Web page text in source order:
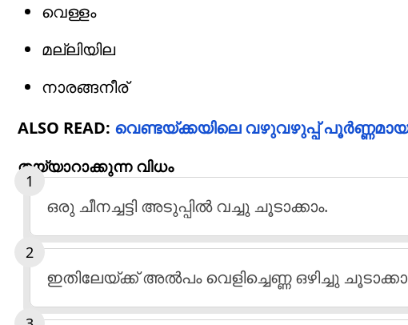
വെള്ളം
മല്ലിയില
നാരങ്ങനീര്
ALSO READ: വെണ്ടയ്ക്കയിലെ വഴുവഴുപ്പ് പൂർണ്ണമായും
തയ്യാറാക്കുന്ന വിധം
ഒരു ചീനച്ചട്ടി അടുപ്പിൽ വച്ചു ചൂടാക്കാം.
ഇതിലേയ്ക്ക് അൽപം വെളിച്ചെണ്ണ ഒഴിച്ചു